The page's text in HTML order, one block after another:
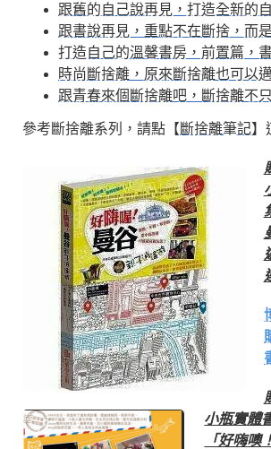
跟舊的自己說再見，打造全新的
跟書說再見，重點不在斷捨，而
打造自己的溫馨書房，前置篇，
時尚斷捨離，原來斷捨離也可以
跟青春來個斷捨離吧，斷捨離不
參考斷捨離系列，請點【斷捨離筆記】
小瓶實體
「好嗨噢